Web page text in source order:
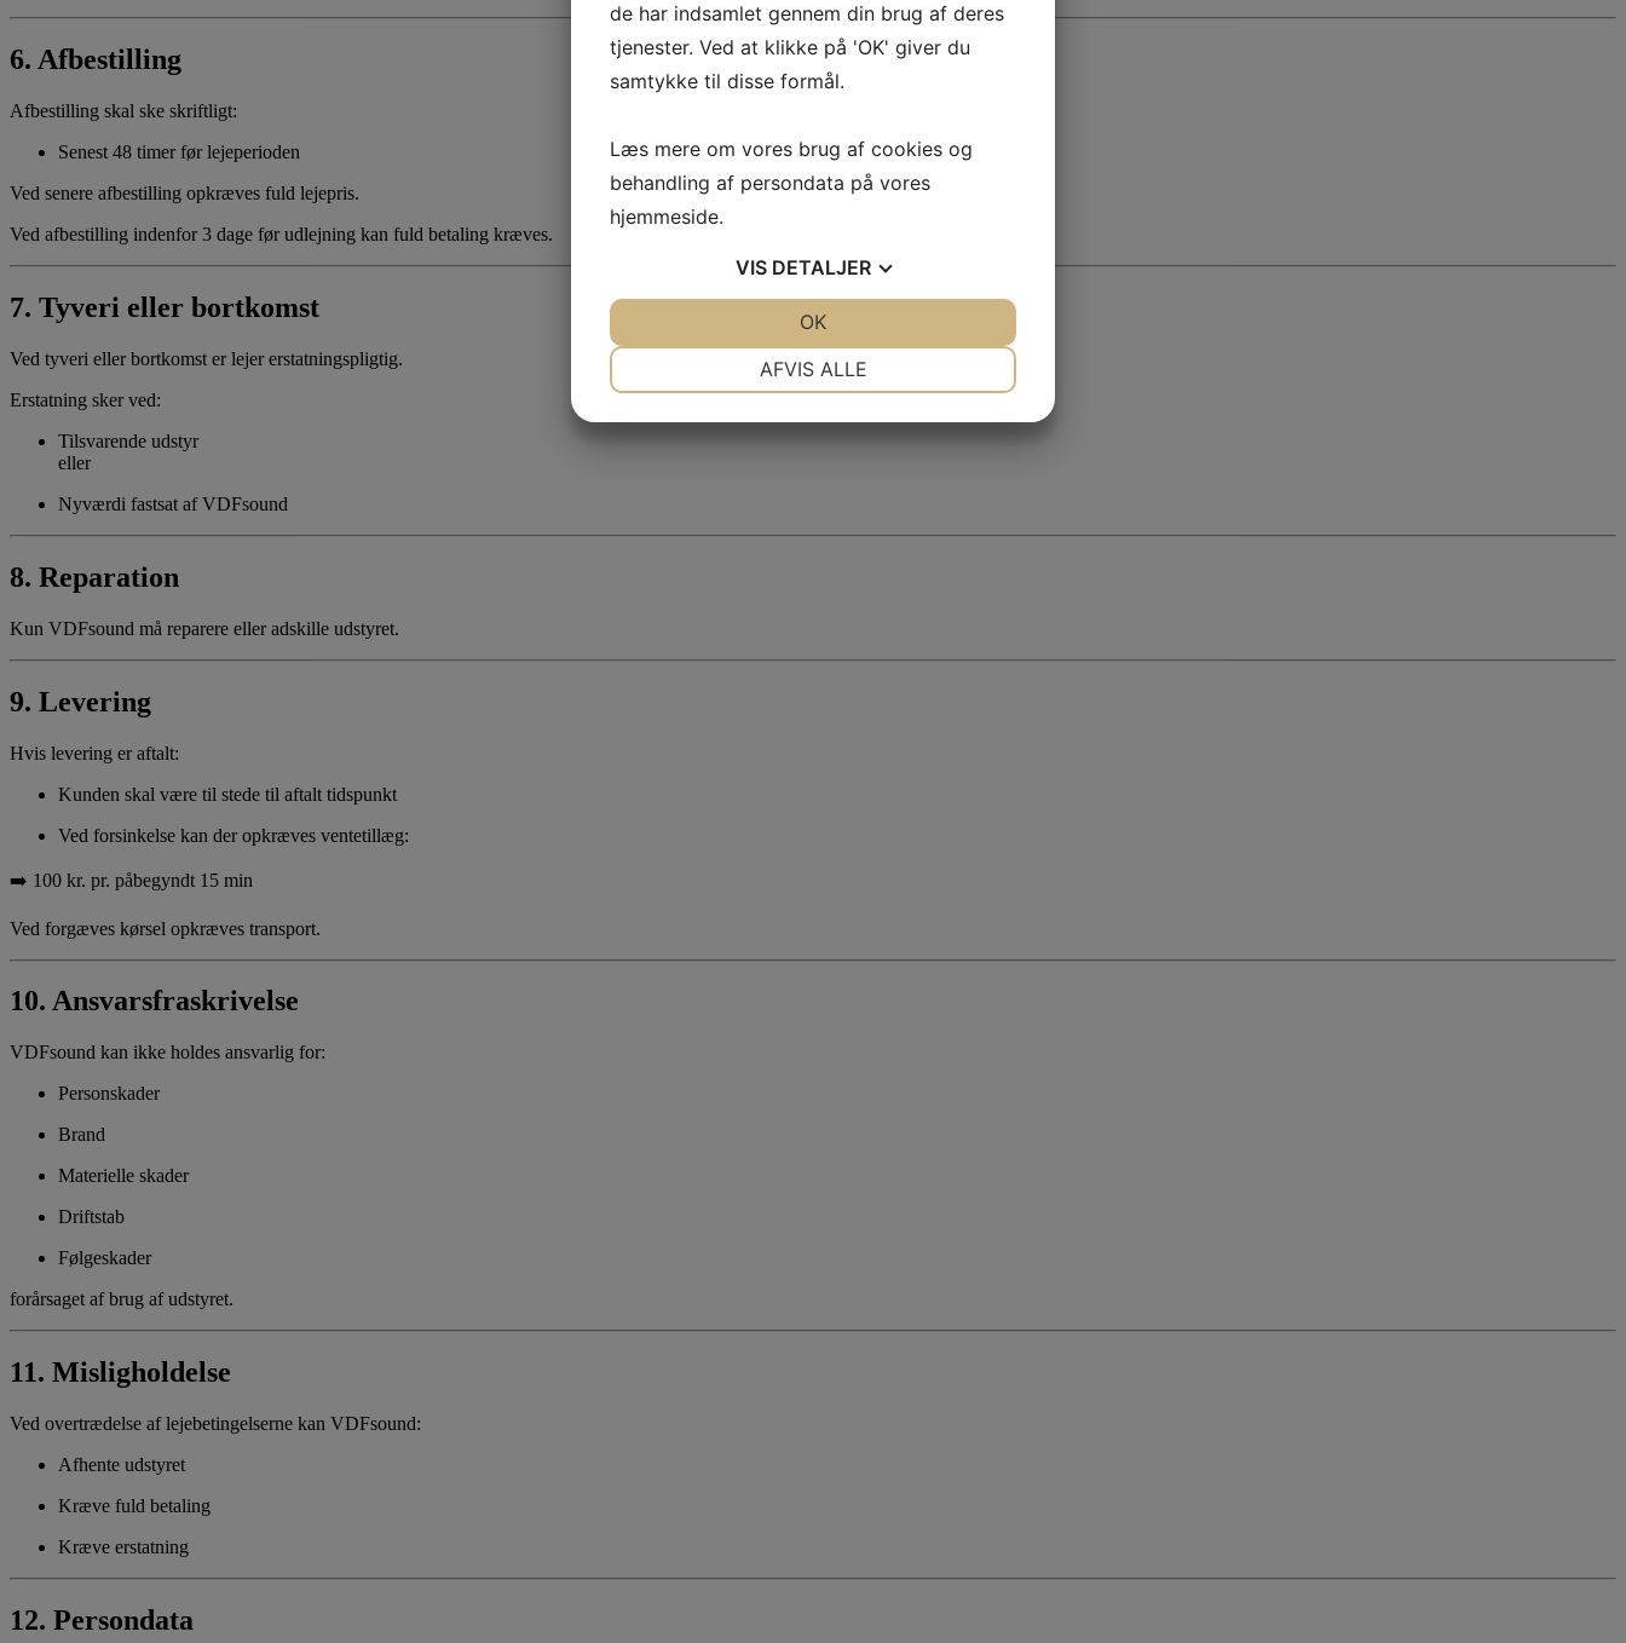
6. Afbestilling
Afbestilling skal ske skriftligt:
Senest 48 timer før lejeperioden
Ved senere afbestilling opkræves fuld lejepris.
Ved afbestilling indenfor 3 dage før udlejning kan fuld betaling kræves.
7. Tyveri eller bortkomst
Ved tyveri eller bortkomst er lejer erstatningspligtig.
Erstatning sker ved:
Tilsvarende udstyr
eller
Nyværdi fastsat af VDFsound
8. Reparation
Kun VDFsound må reparere eller adskille udstyret.
9. Levering
Hvis levering er aftalt:
Kunden skal være til stede til aftalt tidspunkt
Ved forsinkelse kan der opkræves ventetillæg:
➡️ 100 kr. pr. påbegyndt 15 min
Ved forgæves kørsel opkræves transport.
10. Ansvarsfraskrivelse
VDFsound kan ikke holdes ansvarlig for:
Personskader
Brand
Materielle skader
Driftstab
Følgeskader
forårsaget af brug af udstyret.
11. Misligholdelse
Ved overtrædelse af lejebetingelserne kan VDFsound:
Afhente udstyret
Kræve fuld betaling
Kræve erstatning
12. Persondata
de har indsamlet gennem din brug af deres
tjenester. Ved at klikke på 'OK' giver du
samtykke til disse formål.
Læs mere om vores brug af cookies og
behandling af persondata på vores
hjemmeside.
VIS DETALJER
AFVIS ALLE
OK